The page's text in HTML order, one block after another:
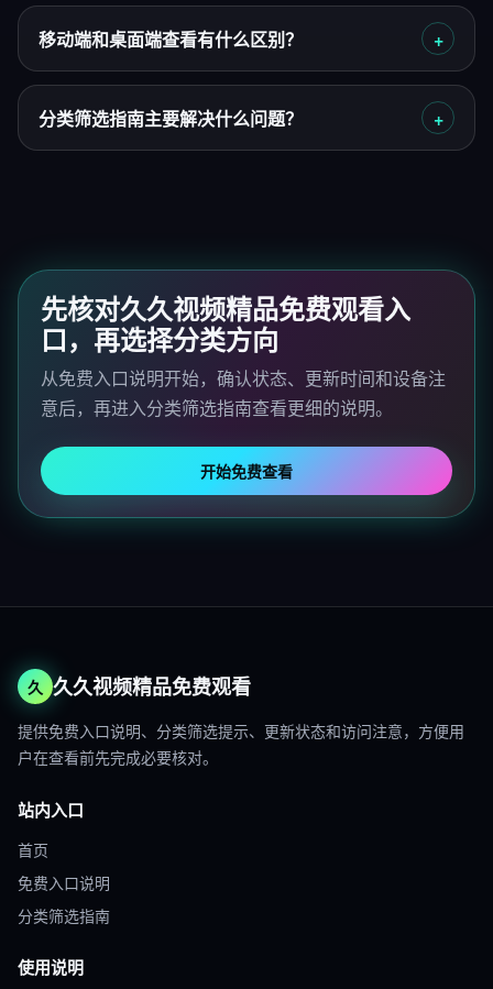
移动端和桌面端查看有什么区别？
分类筛选指南主要解决什么问题？
先核对久久视频精品免费观看入
口，再选择分类方向
从免费入口说明开始，确认状态、更新时间和设备注
意后，再进入分类筛选指南查看更细的说明。
开始免费查看
久 久久视频精品免费观看
提供免费入口说明、分类筛选提示、更新状态和访问注意，方便用
户在查看前先完成必要核对。
站内入口
首页
免费入口说明
分类筛选指南
使用说明